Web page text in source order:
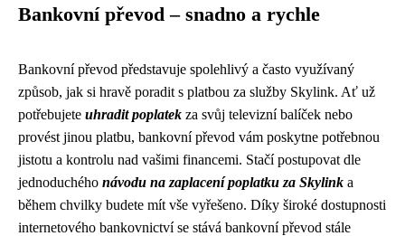
Bankovní převod – snadno a rychle
Bankovní převod představuje spolehlivý a často využívaný
způsob, jak si hravě poradit s platbou za služby Skylink. Ať už
potřebujete uhradit poplatek za svůj televizní balíček nebo
provést jinou platbu, bankovní převod vám poskytne potřebnou
jistotu a kontrolu nad vašimi financemi. Stačí postupovat dle
jednoduchého návodu na zaplacení poplatku za Skylink a
během chvilky budete mít vše vyřešeno. Díky široké dostupnosti
internetového bankovnictví se stává bankovní převod stále